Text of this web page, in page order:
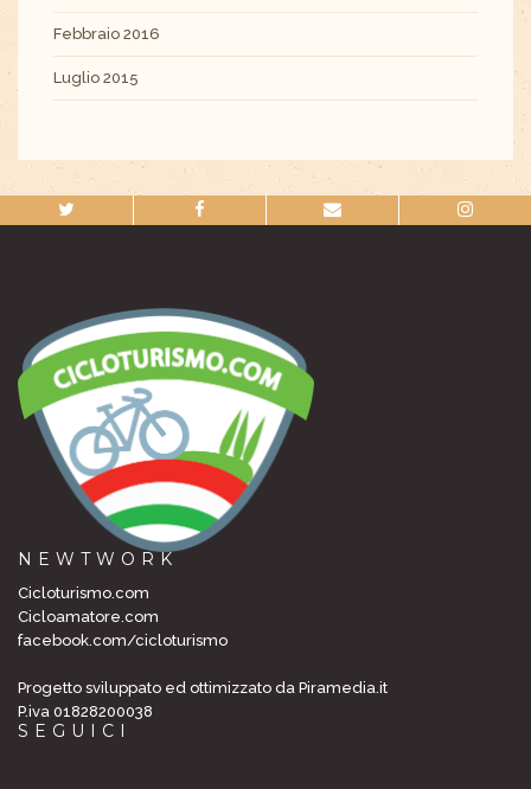
Febbraio 2016
Luglio 2015
NEWTWORK
Cicloturismo.com
Cicloamatore.com
facebook.com/cicloturismo
Progetto sviluppato ed ottimizzato da Piramedia.it
P.iva 01828200038
SEGUICI